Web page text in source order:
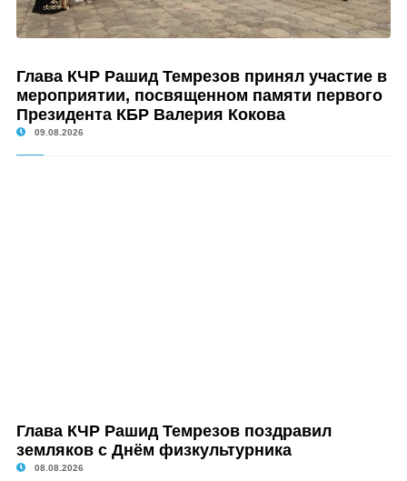
Глава КЧР Рашид Темрезов принял участие в
мероприятии, посвященном памяти первого
Президента КБР Валерия Кокова
09.08.2026
Глава КЧР Рашид Темрезов поздравил
земляков с Днём физкультурника
08.08.2026